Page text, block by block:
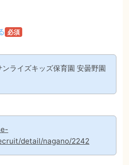
必須
ライズキッズ保育園 安曇野園
detail/nagano/2242